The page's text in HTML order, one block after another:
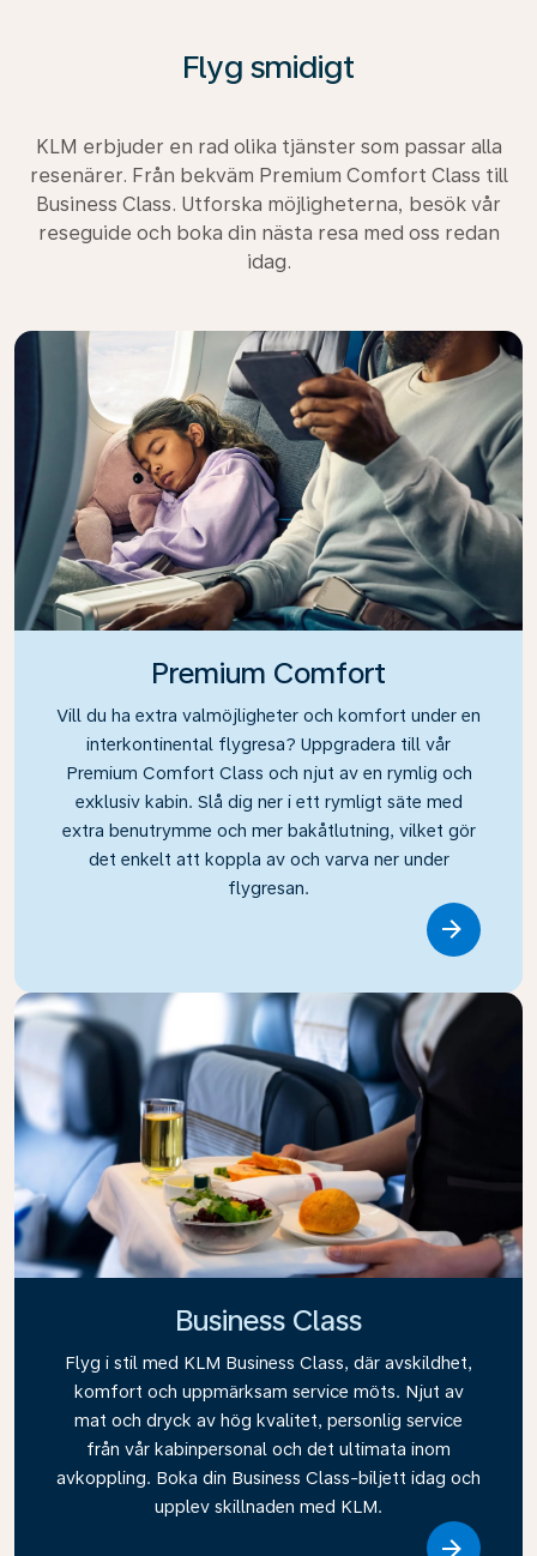
Flyg smidigt
KLM erbjuder en rad olika tjänster som passar alla
resenärer. Från bekväm Premium Comfort Class till
Business Class. Utforska möjligheterna, besök vår
reseguide och boka din nästa resa med oss redan
idag.
Premium Comfort
Vill du ha extra valmöjligheter och komfort under en
interkontinental flygresa? Uppgradera till vår
Premium Comfort Class och njut av en rymlig och
exklusiv kabin. Slå dig ner i ett rymligt säte med
extra benutrymme och mer bakåtlutning, vilket gör
det enkelt att koppla av och varva ner under
flygresan.
Business Class
Flyg i stil med KLM Business Class, där avskildhet,
komfort och uppmärksam service möts. Njut av
mat och dryck av hög kvalitet, personlig service
från vår kabinpersonal och det ultimata inom
avkoppling. Boka din Business Class-biljett idag och
upplev skillnaden med KLM.